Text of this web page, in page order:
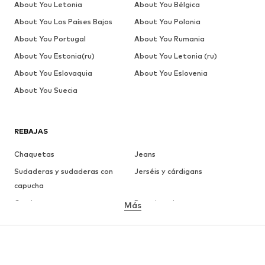
REBAJAS
Chaquetas
Jeans
Sudaderas y sudaderas con
capucha
Jerséis y cárdigans
Camisetas
Ropa interior
Más
About You Letonia
About You Bélgica
About You Los Países Bajos
About You Polonia
About You Portugal
About You Rumania
About You Estonia(ru)
About You Letonia (ru)
About You Eslovaquia
About You Eslovenia
About You Suecia